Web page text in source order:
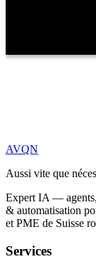
AVQN
Aussi vite que
Expert IA —
& automatisation
et PME de Suisse
Services